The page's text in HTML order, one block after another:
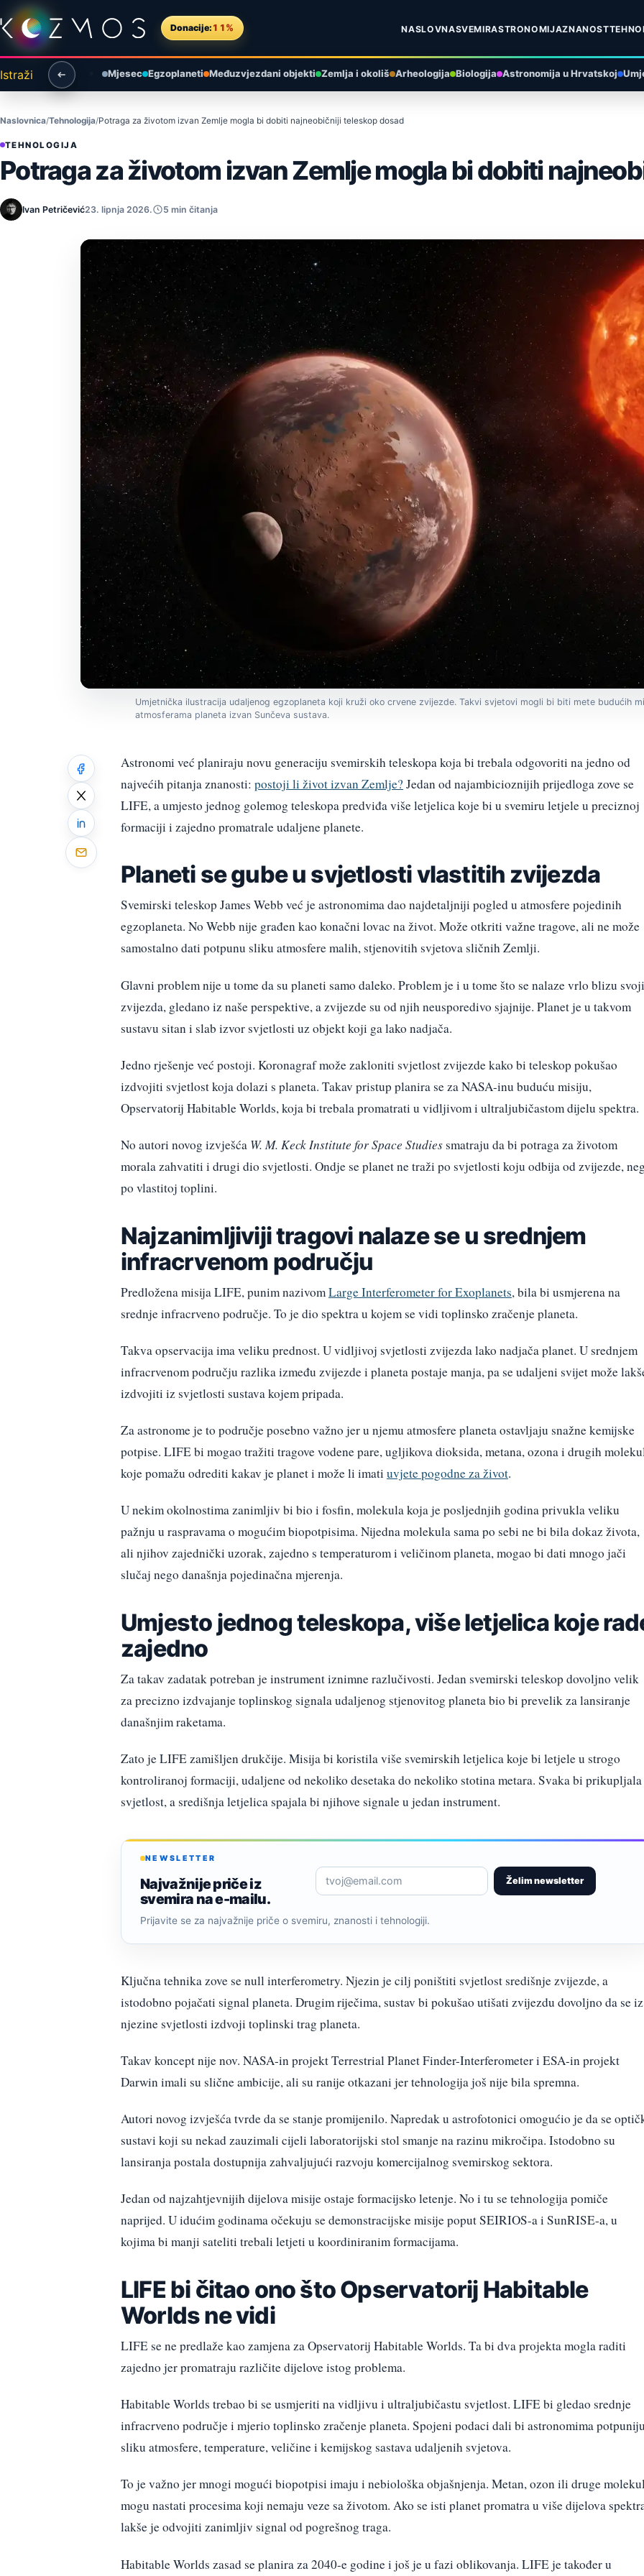
Preskoči na sadržaj
Donacije: 11% NASLOVNASVEMIRASTRONOMIJAZNANOST
Istraži Mjesec Egzoplaneti Međuzvjezdani objekti Zemlja i okoliš Arheologija Biologija Astronomija u Hrvatskoj
Naslovnica Tehnologija Potraga za životom izvan Zemlje mogla bi dobiti najneobičniji teleskop dosad
TEHNOLOGIJA
Potraga za životom izvan Zemlje mogla bi dobiti
Ivan Petričević23. lipnja 2026. 5 min čitanja
Umjetnička ilustracija udaljenog egzoplaneta koji kruži oko crvene zvijezde. Takvi svjetovi mogli bi biti mete budućih
atmosferama planeta izvan Sunčeva sustava.
Astronomi već planiraju novu generaciju svemirskih teleskopa koja bi trebala odgovoriti na jedno od
najvećih pitanja znanosti: postoji li život izvan Zemlje? Jedan od najambicioznijih prijedloga zove se
LIFE, a umjesto jednog golemog teleskopa predviđa više letjelica koje bi u svemiru letjele u preciznoj
formaciji i zajedno promatrale udaljene planete.
Planeti se gube u svjetlosti vlastitih zvijezda
Svemirski teleskop James Webb već je astronomima dao najdetaljniji pogled u atmosfere pojedinih
egzoplaneta. No Webb nije građen kao konačni lovac na život. Može otkriti važne tragove, ali ne može
samostalno dati potpunu sliku atmosfere malih, stjenovitih svjetova sličnih Zemlji.
Glavni problem nije u tome da su planeti samo daleko. Problem je i u tome što se nalaze vrlo blizu
zvijezda, gledano iz naše perspektive, a zvijezde su od njih neusporedivo sjajnije. Planet je u takvom
sustavu sitan i slab izvor svjetlosti uz objekt koji ga lako nadjača.
Jedno rješenje već postoji. Koronagraf može zakloniti svjetlost zvijezde kako bi teleskop pokušao
izdvojiti svjetlost koja dolazi s planeta. Takav pristup planira se za NASA-inu buduću misiju,
Opservatorij Habitable Worlds, koja bi trebala promatrati u vidljivom i ultraljubičastom dijelu spektra.
No autori novog izvješća W. M. Keck Institute for Space Studiessmatraju da bi potraga za životom
morala zahvatiti i drugi dio svjetlosti. Ondje se planet ne traži po svjetlosti koju odbija od zvijezde,
po vlastitoj toplini.
Najzanimljiviji tragovi nalaze se u srednjem
infracrvenom području
Predložena misija LIFE, punim nazivomLarge Interferometer for Exoplanets, bila bi usmjerena na
srednje infracrveno područje. To je dio spektra u kojem se vidi toplinsko zračenje planeta.
Takva opservacija ima veliku prednost. U vidljivoj svjetlosti zvijezda lako nadjača planet. U srednjem
infracrvenom području razlika između zvijezde i planeta postaje manja, pa se udaljeni svijet može
izdvojiti iz svjetlosti sustava kojem pripada.
Za astronome je to područje posebno važno jer u njemu atmosfere planeta ostavljaju snažne kemijske
potpise. LIFE bi mogao tražiti tragove vodene pare, ugljikova dioksida, metana, ozona i drugih
koje pomažu odrediti kakav je planet i može li imati uvjete pogodne za život.
U nekim okolnostima zanimljiv bi bio i fosfin, molekula koja je posljednjih godina privukla veliku
pažnju u raspravama o mogućim biopotpisima. Nijedna molekula sama po sebi ne bi bila dokaz života,
ali njihov zajednički uzorak, zajedno s temperaturom i veličinom planeta, mogao bi dati mnogo jači
slučaj nego današnja pojedinačna mjerenja.
Umjesto jednog teleskopa, više letjelica koje
zajedno
Za takav zadatak potreban je instrument iznimne razlučivosti. Jedan svemirski teleskop dovoljno velik
za precizno izdvajanje toplinskog signala udaljenog stjenovitog planeta bio bi prevelik za lansiranje
današnjim raketama.
Zato je LIFE zamišljen drukčije. Misija bi koristila više svemirskih letjelica koje bi letjele u strogo
kontroliranoj formaciji, udaljene od nekoliko desetaka do nekoliko stotina metara. Svaka bi prikupljala
svjetlost, a središnja letjelica spajala bi njihove signale u jedan instrument.
NEWSLETTER
Najvažnije priče iz
svemira na e-mailu.
Želim newsletter
Prijavite se za najvažnije priče o svemiru, znanosti i tehnologiji.
Ključna tehnika zove se null interferometry. Njezin je cilj poništiti svjetlost središnje zvijezde, a
istodobno pojačati signal planeta. Drugim riječima, sustav bi pokušao utišati zvijezdu dovoljno da se iz
njezine svjetlosti izdvoji toplinski trag planeta.
Takav koncept nije nov. NASA-in projekt Terrestrial Planet Finder-Interferometer i ESA-in projekt
Darwin imali su slične ambicije, ali su ranije otkazani jer tehnologija još nije bila spremna.
Autori novog izvješća tvrde da se stanje promijenilo. Napredak u astrofotonici omogućio je da se
sustavi koji su nekad zauzimali cijeli laboratorijski stol smanje na razinu mikročipa. Istodobno su
lansiranja postala dostupnija zahvaljujući razvoju komercijalnog svemirskog sektora.
Jedan od najzahtjevnijih dijelova misije ostaje formacijsko letenje. No i tu se tehnologija pomiče
naprijed. U idućim godinama očekuju se demonstracijske misije poput SEIRIOS-a i SunRISE-a, u
kojima bi manji sateliti trebali letjeti u koordiniranim formacijama.
LIFE bi čitao ono što Opservatorij Habitable
Worlds ne vidi
LIFE se ne predlaže kao zamjena za Opservatorij Habitable Worlds. Ta bi dva projekta mogla raditi
zajedno jer promatraju različite dijelove istog problema.
Habitable Worlds trebao bi se usmjeriti na vidljivu i ultraljubičastu svjetlost. LIFE bi gledao srednje
infracrveno područje i mjerio toplinsko zračenje planeta. Spojeni podaci dali bi astronomima
sliku atmosfere, temperature, veličine i kemijskog sastava udaljenih svjetova.
To je važno jer mnogi mogući biopotpisi imaju i nebiološka objašnjenja. Metan, ozon ili druge
mogu nastati procesima koji nemaju veze sa životom. Ako se isti planet promatra u više dijelova
lakše je odvojiti zanimljiv signal od pogrešnog traga.
Habitable Worlds zasad se planira za 2040-e godine i još je u fazi oblikovanja. LIFE je također u